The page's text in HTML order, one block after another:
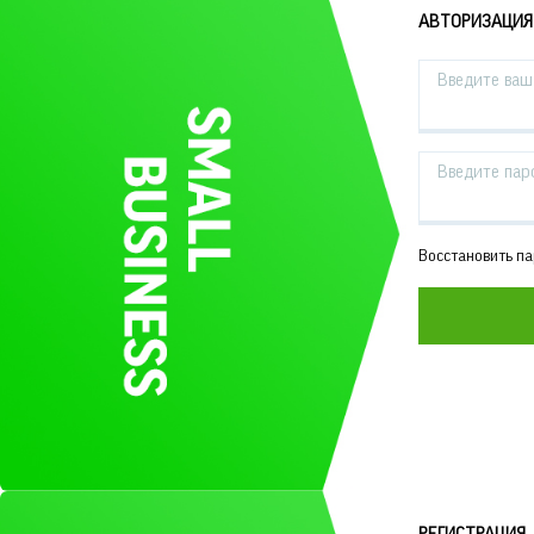
АВТОРИЗАЦИЯ
Введите
Введите
Восстановить